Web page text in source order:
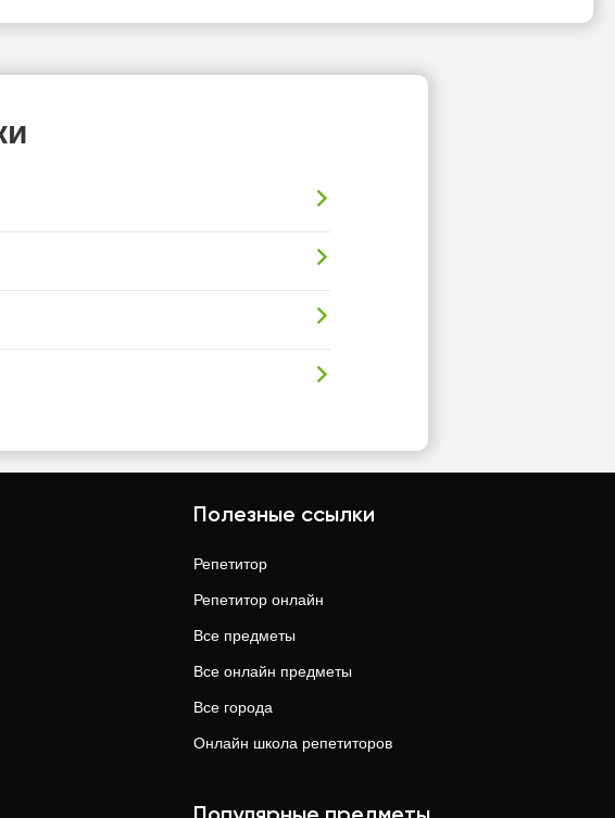
Полезные ссылки
Репетитор
Репетитор онлайн
Все предметы
Все онлайн предметы
Все города
Онлайн школа репетиторов